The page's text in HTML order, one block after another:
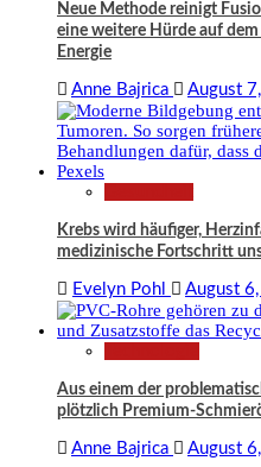
Neue Methode reinigt
eine weitere Hürde auf
Energie
Anne Bajrica August
Krebs wird häufiger,
medizinische Fortschritt
Evelyn Pohl August
Aus einem der
plötzlich Premium-
Anne Bajrica August